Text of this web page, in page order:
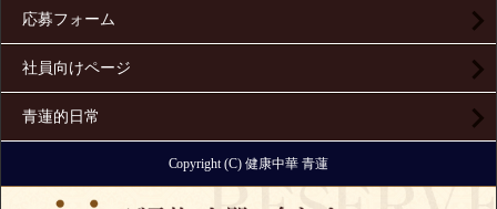
応募フォーム
社員向けページ
青蓮的日常
Copyright (C) 健康中華 青蓮